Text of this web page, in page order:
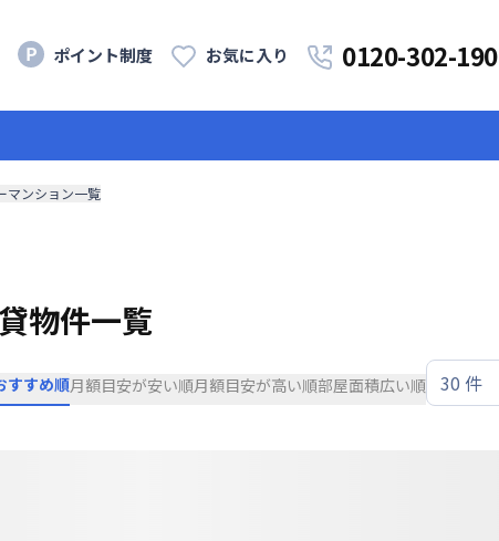
ポイント制度 お気に入り 0120-302-190
マンション一覧
物件一覧
すすめ順月額目安が安い順月額目安が高い順部屋面積広い順